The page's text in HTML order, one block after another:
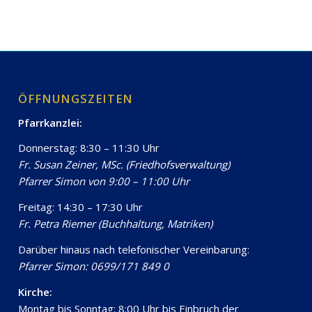
ÖFFNUNGSZEITEN
Pfarrkanzlei:
Donnerstag: 8:30 – 11:30 Uhr
Fr. Susan Zeiner, MSc. (Friedhofsverwaltung)
Pfarrer Simon von 9:00 – 11:00 Uhr
Freitag: 14:30 – 17:30 Uhr
Fr. Petra Riemer (Buchhaltung, Matriken)
Darüber hinaus nach telefonischer Vereinbarung:
Pfarrer Simon: 0699/171 849 0
Kirche:
Montag bis Sonntag: 8:00 Uhr bis Einbruch der